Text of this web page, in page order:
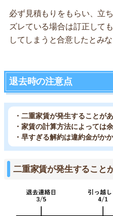
必ず見積もりをもらい、立
ズレている場合は訂正して
してしまうと合意したとみ
退去時の注意点
・二重家賃が発生することが
・家賃の計算方法によっては
・早すぎる解約は違約金がか
二重家賃が発生すること